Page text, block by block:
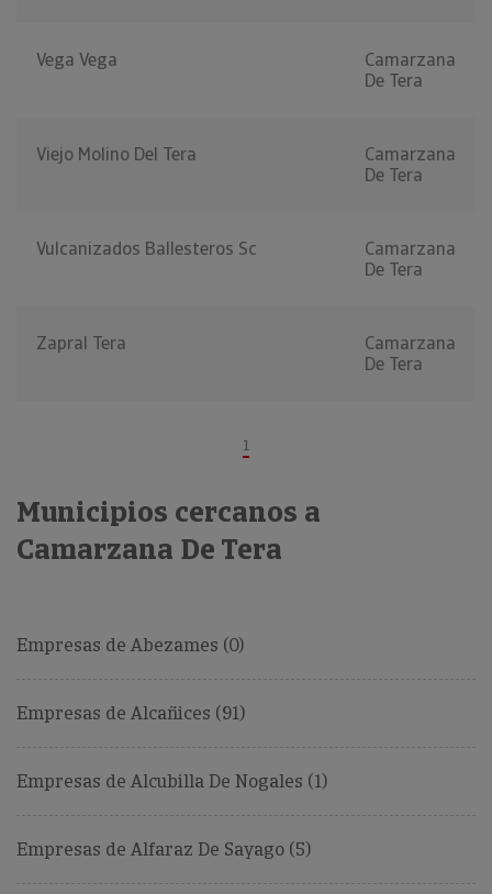
Vega Vega
Camarzana
De Tera
Viejo Molino Del Tera
Camarzana
De Tera
Vulcanizados Ballesteros Sc
Camarzana
De Tera
Zapral Tera
Camarzana
De Tera
1
Municipios cercanos a
Camarzana De Tera
Empresas de Abezames (0)
Empresas de Alcañices (91)
Empresas de Alcubilla De Nogales (1)
Empresas de Alfaraz De Sayago (5)